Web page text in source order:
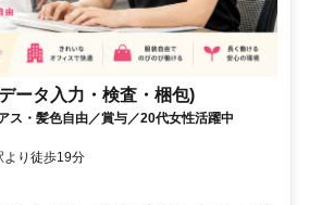
ータ入力・検査・梱包)
ス・髪色自由／賞与／20代女性活躍中
より徒歩19分